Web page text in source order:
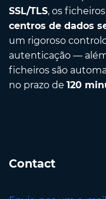
SSL/TLS, os
centros de dados
um rigoroso
autenticação —
ficheiros são
no prazo de 120
Contact